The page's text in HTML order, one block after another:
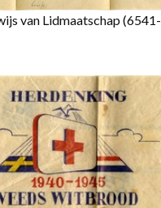
van Lidmaatschap (6541-